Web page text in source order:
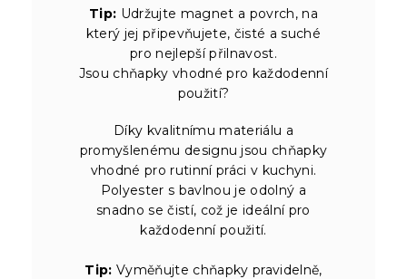
Tip: Udržujte magnet a povrch, na
který jej připevňujete, čisté a suché
pro nejlepší přilnavost.
Jsou chňapky vhodné pro každodenní
použití?
Díky kvalitnímu materiálu a
promyšlenému designu jsou chňapky
vhodné pro rutinní práci v kuchyni.
Polyester s bavlnou je odolný a
snadno se čistí, což je ideální pro
každodenní použití.
Tip: Vyměňujte chňapky pravidelně,